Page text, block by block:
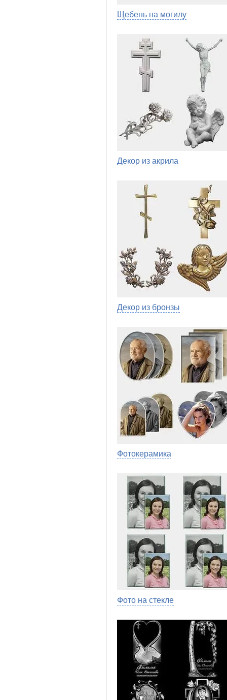
Щебень на могилу
Декор из акрила
Декор из бронзы
Фотокерамика
Фото на стекле